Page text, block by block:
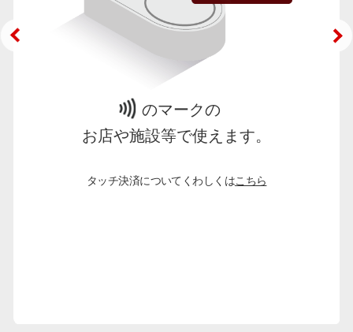
のマークの
お店や施設等で使えます。
タッチ決済についてくわしくはこちら